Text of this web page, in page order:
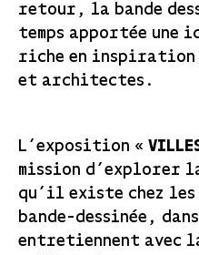
retour, la bande
temps apportée une
riche en inspiration
et architectes.
L’exposition «
mission d’explorer
qu’il existe chez les
bande-dessinée,
entretiennent avec